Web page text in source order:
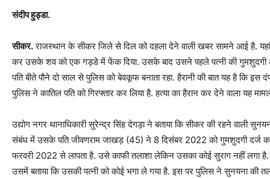
संदीप हुड्डा.
सीकर.राजस्थान के सीकर जिले से दिल को दहला देने वाली खबर सामने आई है. यहां
कर उसके शव को एक गड्डे में फेंक दिया. उसके बाद उसने पहले पत्नी की गुमशुदगी
पति बीते पौने दो साल से पुलिस को बेवकूफ बनाता रहा. हैरानी की बात यह है कि
पुलिस ने कातिल पति को गिरफ्तार कर लिया है. हत्या का हैरान कर देने वाला यह
उद्योग नगर थानाधिकारी सुरेन्द्र सिंह देगड़ा ने बताया कि सीकर की रहने वाली
संबंध में उसके पति जीवणराम जाखड़ (45) ने 8 दिसंबर 2022 को गुमशुदगी दर्ज
फरवरी 2022 से लापता है. उसे काफी तलाशा लेकिन उसका कोई सुराग नहीं लगा
उसमें बताया कि उसकी पत्नी को कोई भगा ले गया है. इस पर पुलिस ने सुनयना